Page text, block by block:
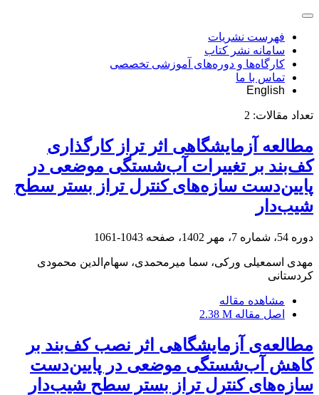
فهرست نشریات
سامانه نشر کتاب
کارگاه‌ها و دوره‌های آموزشی تخصصی
تماس با ما
English
تعداد مقالات: 2
مطالعه آزمایشگاهی اثر تراز کارگذاری
کف‌بند بر تغییرات آب‌شستگی موضعی در
پایین‌دست سازه‌های کنترل تراز بستر سطح
شیب‌دار
دوره 54، شماره 7، مهر 1402، صفحه 1043-1061
مهدی اسمعیلی ورکی، سما میرمحمدی، سهام‌الدین محمودی
کردستانی
مشاهده مقاله
اصل مقاله 2.38 M
مطالعه‌ی آزمایشگاهی اثر نصب کف‌بند بر
کاهش آب‌شستگی موضعی در پایین‌دست
سازه‌های کنترل تراز بستر سطح شیب‌دار